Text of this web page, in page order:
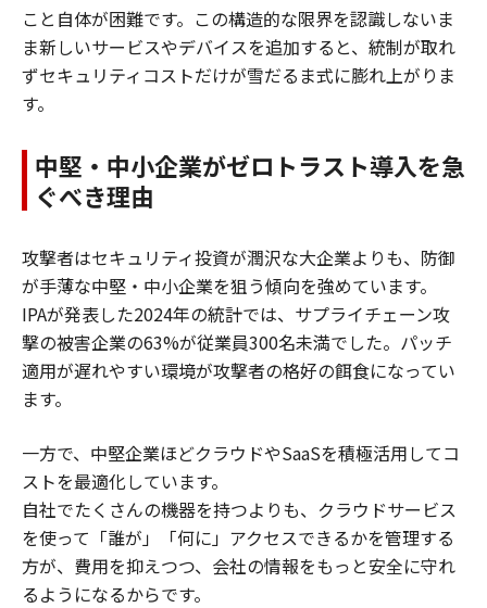
こと自体が困難です。この構造的な限界を認識しないま
ま新しいサービスやデバイスを追加すると、統制が取れ
ずセキュリティコストだけが雪だるま式に膨れ上がりま
す。
中堅・中小企業がゼロトラスト導入を急
ぐべき理由
攻撃者はセキュリティ投資が潤沢な大企業よりも、防御
が手薄な中堅・中小企業を狙う傾向を強めています。
IPAが発表した2024年の統計では、サプライチェーン攻
撃の被害企業の63%が従業員300名未満でした。パッチ
適用が遅れやすい環境が攻撃者の格好の餌食になってい
ます。
一方で、中堅企業ほどクラウドやSaaSを積極活用してコ
ストを最適化しています。
自社でたくさんの機器を持つよりも、クラウドサービス
を使って「誰が」「何に」アクセスできるかを管理する
方が、費用を抑えつつ、会社の情報をもっと安全に守れ
るようになるからです。